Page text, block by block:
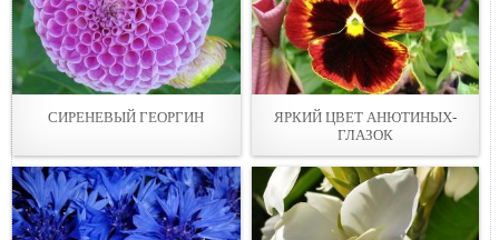
СИРЕНЕВЫЙ ГЕОРГИН
ЯРКИЙ ЦВЕТ АНЮТИНЫХ-
ГЛАЗОК